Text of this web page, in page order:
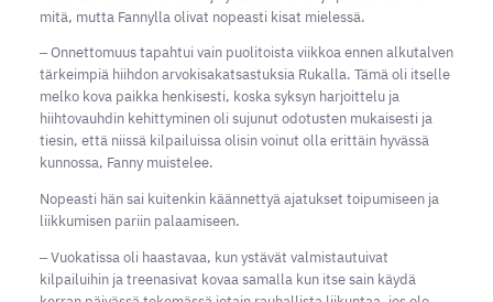
mitä, mutta Fannylla olivat nopeasti kisat mielessä.
‒ Onnettomuus tapahtui vain puolitoista viikkoa ennen alkutalven
tärkeimpiä hiihdon arvokisakatsastuksia Rukalla. Tämä oli itselle
melko kova paikka henkisesti, koska syksyn harjoittelu ja
hiihtovauhdin kehittyminen oli sujunut odotusten mukaisesti ja
tiesin, että niissä kilpailuissa olisin voinut olla erittäin hyvässä
kunnossa, Fanny muistelee.
Nopeasti hän sai kuitenkin käännettyä ajatukset toipumiseen ja
liikkumisen pariin palaamiseen.
‒ Vuokatissa oli haastavaa, kun ystävät valmistautuivat
kilpailuihin ja treenasivat kovaa samalla kun itse sain käydä